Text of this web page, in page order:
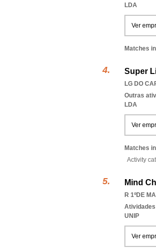
LDA
Ver
Matches
Super
LG DO
Outras
LDA
Ver
Matches
Activity
Mind
R 1ºDE
UNIP
Ver